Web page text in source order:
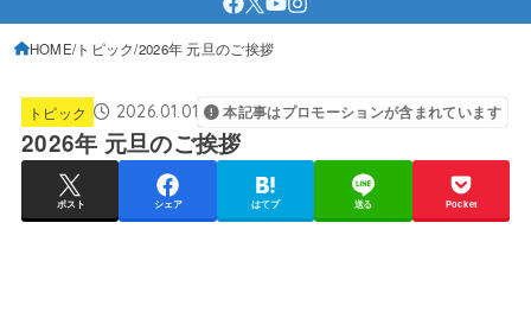
HOME トピック 2026年 元旦のご挨拶
トピック 2026.01.01 本記事はプロモーションが含まれています
2026年 元旦のご挨拶
ポスト シェア はてブ 送る Pocket